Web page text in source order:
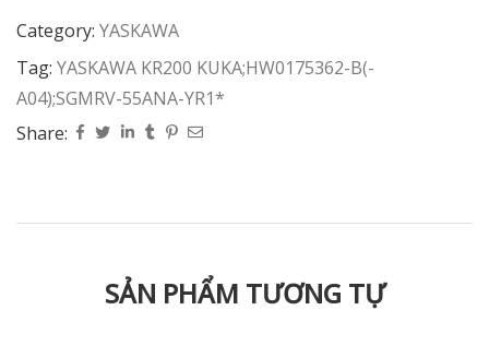
Category: YASKAWA
Tag: YASKAWA KR200 KUKA;HW0175362-B(-
A04);SGMRV-55ANA-YR1*
Share:
SẢN PHẨM TƯƠNG TỰ